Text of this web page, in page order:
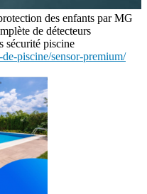
des enfants par MG
de détecteurs
sécurité piscine
piscine/sensor-premium/